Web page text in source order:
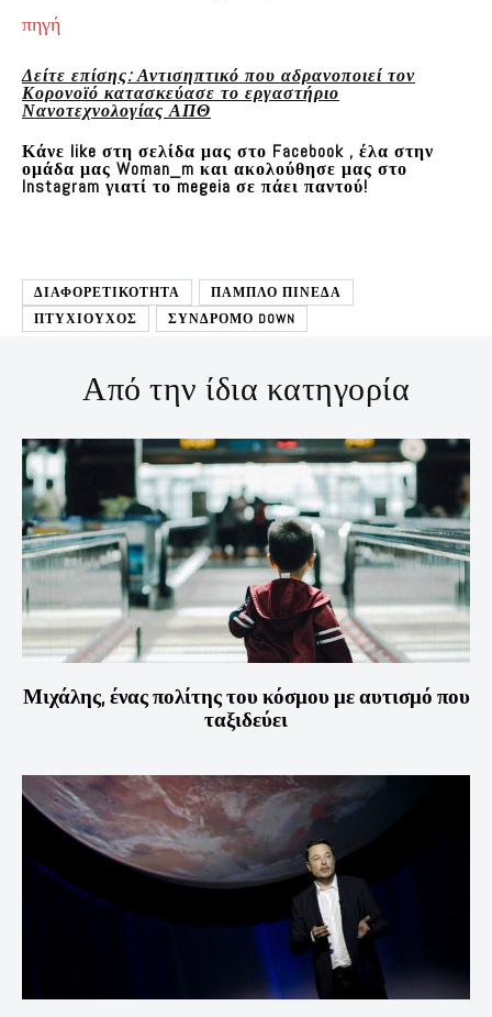
πηγή
Δείτε επίσης: Αντισηπτικό που αδρανοποιεί τον
Κορονοϊό κατασκεύασε το εργαστήριο
Νανοτεχνολογίας ΑΠΘ
Κάνε like στη σελίδα μας στο Facebook , έλα στην
ομάδα μας Woman_m και ακολούθησε μας στο
Instagram γιατί το megeia σε πάει παντού!
ΔΙΑΦΟΡΕΤΙΚΟΤΗΤΑ
ΠΑΜΠΛΟ ΠΙΝΕΔΑ
ΠΤΥΧΙΟΥΧΟΣ
ΣΥΝΔΡΟΜΟ DOWN
Από την ίδια κατηγορία
Μιχάλης, ένας πολίτης του κόσμου με αυτισμό που
ταξιδεύει